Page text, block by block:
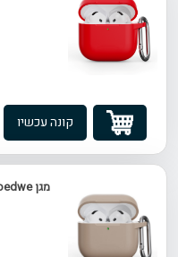
קונה עכשיו
מגן Target AirPods4 send poedwe